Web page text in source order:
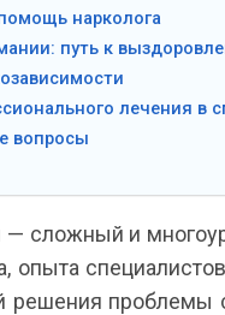
нарколога
путь к
лечения в
вопросы
— сложный и
опыта
решения проблемы